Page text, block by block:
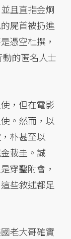
且直指金炯
屍首被扔進
憑空杜撰，
的匿名人士
，但在電影
。然而，以
朴甚至以
載圭。誠
穿鑿附會，
些敘述都足
老大哥確實